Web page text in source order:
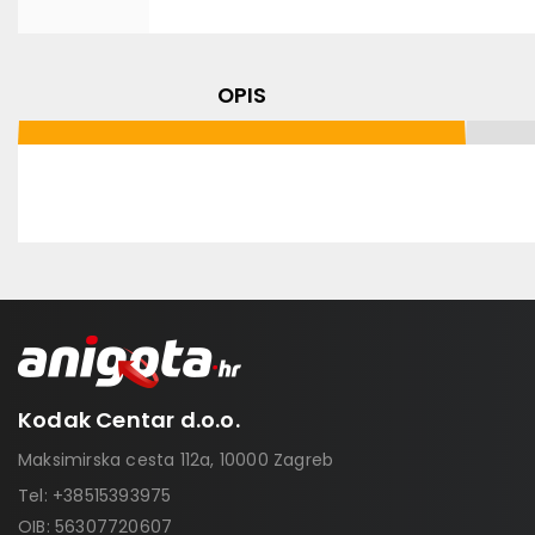
OPIS
Kodak Centar d.o.o.
Maksimirska cesta 112a, 10000 Zagreb
Tel: +38515393975
OIB: 56307720607